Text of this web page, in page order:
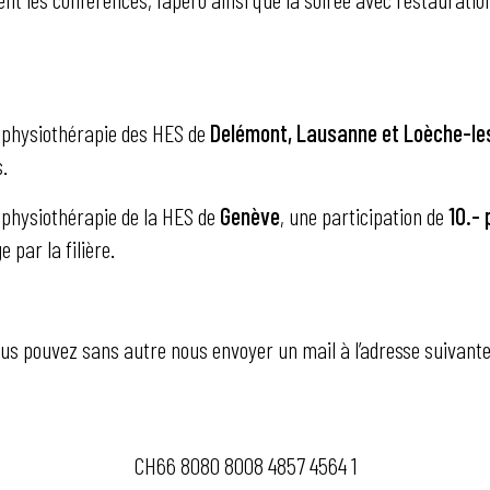
des HES de Delémont, Lausanne et Loèche-
de la HES de Genève, une participation de10.-
par la filière.
pouvez sans autre nous envoyer un mail à l’adresse
CH66 8080 8008 4857 4564 1